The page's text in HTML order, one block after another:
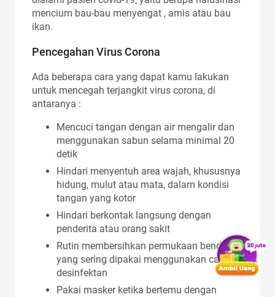
mencium bau-bau menyengat , amis atau bau
ikan.
Pencegahan Virus Corona
Ada beberapa cara yang dapat kamu lakukan
untuk mencegah terjangkit virus corona, di
antaranya :
Mencuci tangan dengan air mengalir dan
menggunakan sabun selama minimal 20
detik
Hindari menyentuh area wajah, khususnya
hidung, mulut atau mata, dalam kondisi
tangan yang kotor
Hindari berkontak langsung dengan
penderita atau orang sakit
Rutin membersihkan permukaan benda
yang sering dipakai menggunakan cairan
desinfektan
Pakai masker ketika bertemu dengan